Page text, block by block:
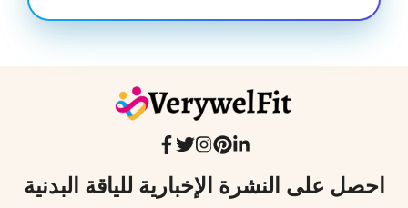
احصل على النشرة الإخبارية للياقة البدنية